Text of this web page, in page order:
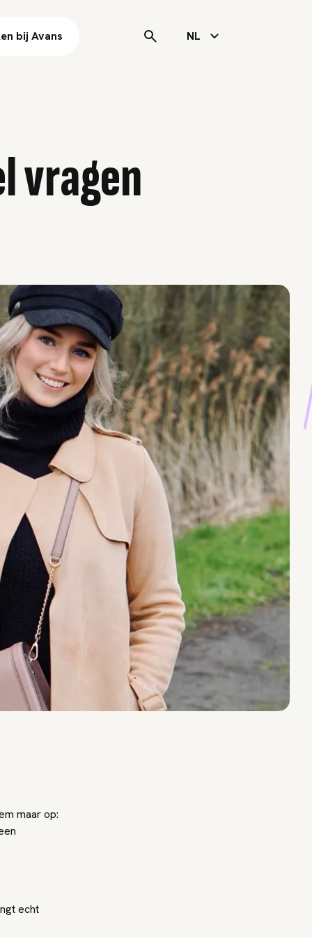
bij Avans NL
vragen
maar op:
echt